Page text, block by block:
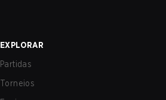
EXPLORAR
Partidas
Torneios